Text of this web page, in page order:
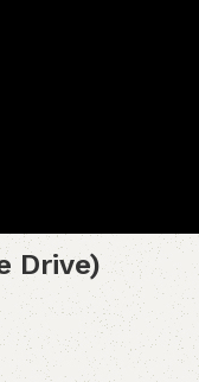
Drive)